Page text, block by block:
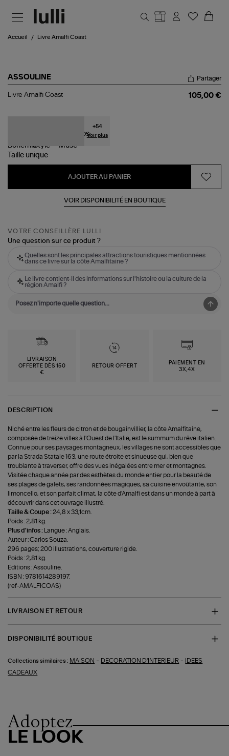
Accueil Livre Amalfi Coast
ASSOULINE
Livre
Partager
Livre Amalfi Coast 105,00 €
+54
Voir plus
Taille unique
AJOUTER AU PANIER
VOIR DISPONIBILITÉ EN BOUTIQUE
VOTRE CONSEILLÈRE LULLI
Une question sur ce produit ?
Quelles sont les principales attractions touristiques mentionnées
dans ce livre sur la côte Amalfitaine ?
Le livre contient-il des informations sur l'histoire ou la culture de la
région Amalfi ?
LIVRAISON
OFFERTE DÈS 150
€
RETOUR OFFERT
PAIEMENT EN
3X,4X
DESCRIPTION
Niché entre les fleurs de citron et de bougainvillier, la côte Amalfitaine,
composée de treize villes à l'Ouest de l'Italie, est le summum du rêve italien.
Connue pour ses paysages montagneux, les villages ne sont accessibles que
par la Strada Statale 163, une route étroite et sinueuse qui, bien que
troublante à traverser, offre des vues inégalées entre mer et montagnes.
Visitée chaque année par des esthètes du monde entier pour la beauté de
ses plages de galets, ses randonnées magiques, sa cuisine envoûtante, son
limoncello, et son parfait climat, la côte d'Amalfi est dans un monde à part à
découvrir dans cet ouvrage illustré.
Taille & Coupe :24,8 x 33,1cm.
Poids : 2,81 kg.
Plus d'infos :
Langue : Anglais.
Auteur : Carlos Souza.
296 pages; 200 illustrations, couverture rigide.
Poids : 2,81 kg.
Editions : Assouline.
ISBN : 9781614289197.
(ref-AMALFICOAS)
LIVRAISON ET RETOUR
DISPONIBILITÉ BOUTIQUE
Collections similaires : MAISON - DECORATION D'INTERIEUR -
IDEES
CADEAUX
Adoptez
LE LOOK